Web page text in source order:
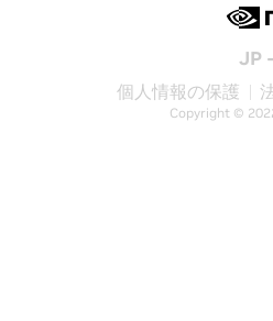
JP
個人情報の保護
Copyright ©